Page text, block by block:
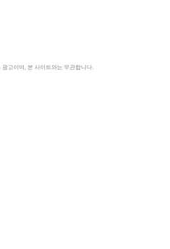
고이며, 본 사이트와는 무관합니다.